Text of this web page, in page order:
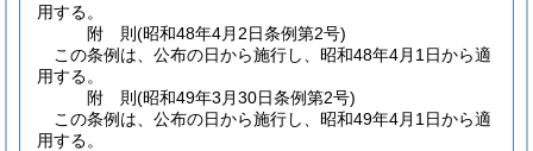
用する。
附 則(昭和48年4月2日条例第2号)
この条例は、公布の日から施行し、昭和48年4月1日から適
用する。
附 則(昭和49年3月30日条例第2号)
この条例は、公布の日から施行し、昭和49年4月1日から適
用する。